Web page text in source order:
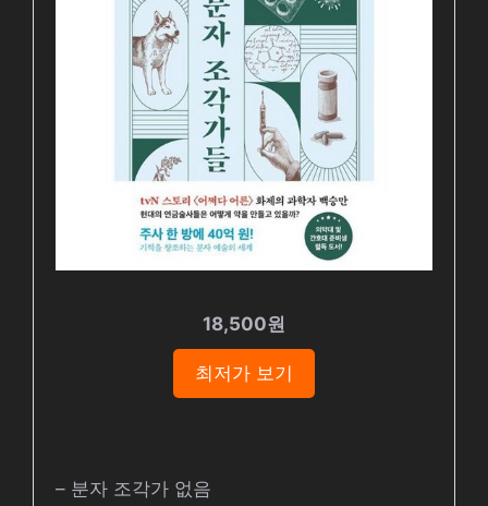
18,500원
최저가 보기
– 분자 조각가 없음